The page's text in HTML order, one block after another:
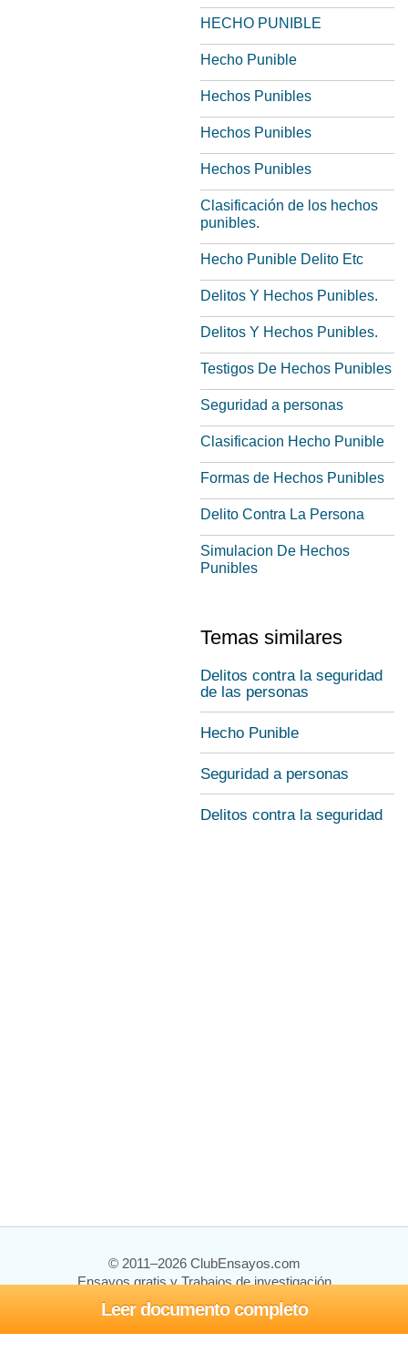
Leer documento completo
HECHO PUNIBLE
Hecho Punible
Hechos Punibles
Hechos Punibles
Hechos Punibles
Clasificación de los hechos
punibles.
Hecho Punible Delito Etc
Delitos Y Hechos Punibles.
Delitos Y Hechos Punibles.
Testigos De Hechos Punibles
Seguridad a personas
Clasificacion Hecho Punible
Formas de Hechos Punibles
Delito Contra La Persona
Simulacion De Hechos
Punibles
Temas similares
Delitos contra la seguridad
de las personas
Hecho Punible
Seguridad a personas
Delitos contra la seguridad
© 2011–2026 ClubEnsayos.com
Ensayos gratis y Trabajos de investigación